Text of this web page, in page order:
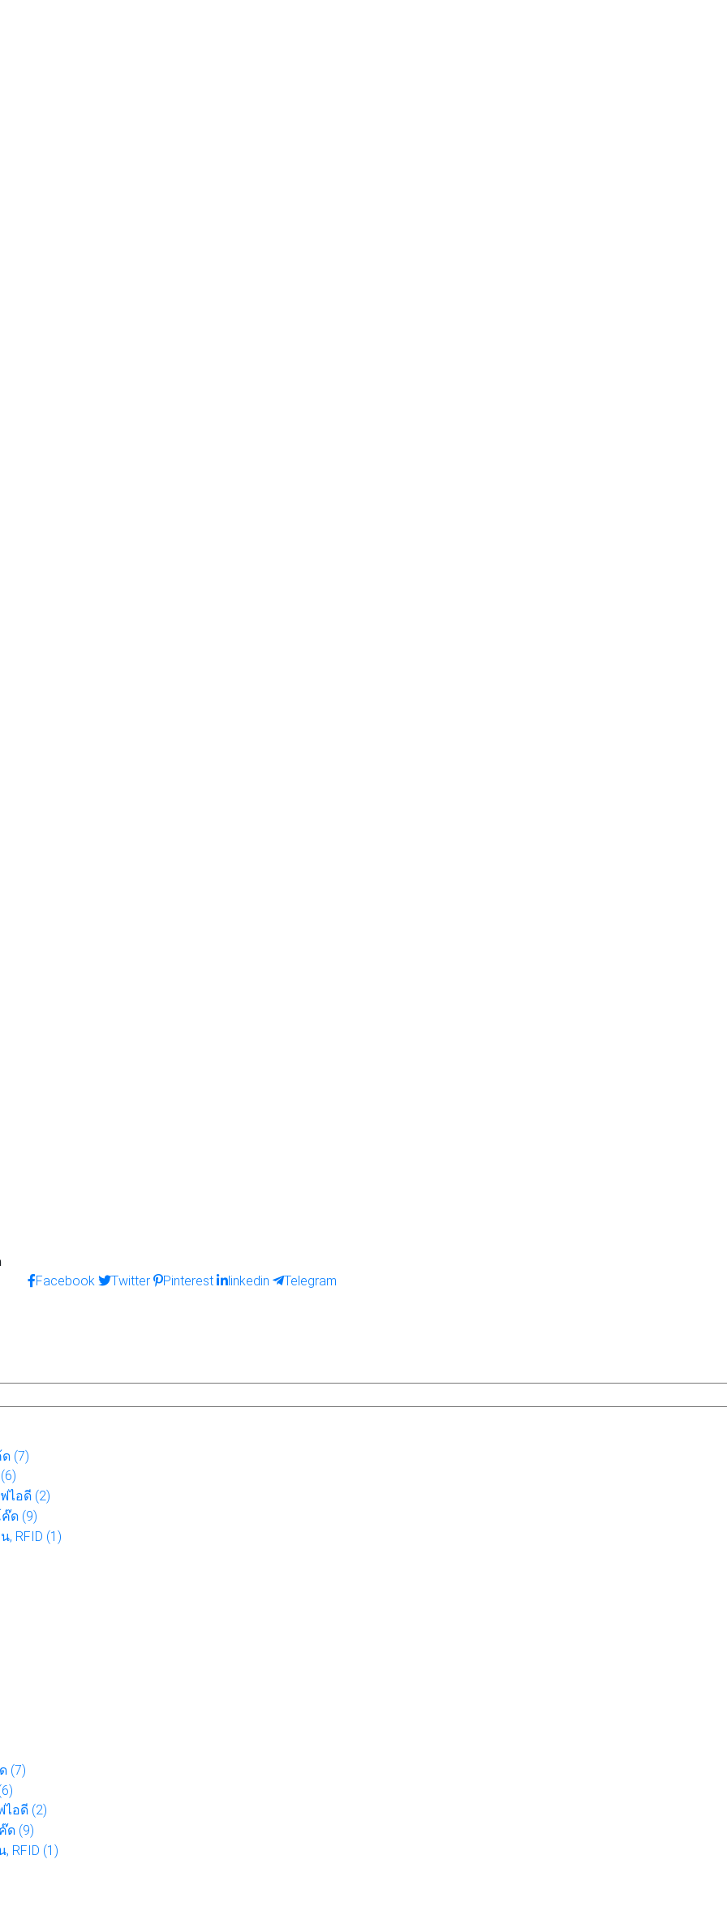
Facebook
Twitter Pinterest linkedin
Telegram
(7)
ไอดี (2)
ด (9)
, RFID (1)
(7)
ไอดี (2)
ด (9)
RFID (1)